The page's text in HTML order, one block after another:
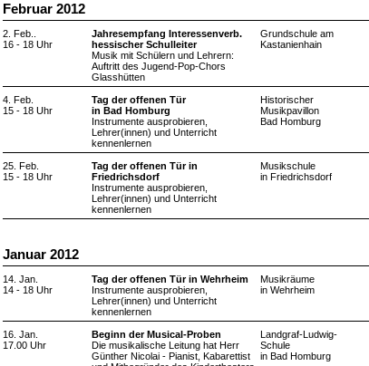
Februar 2012
2. Feb..
16 - 18 Uhr
Jahresempfang Interessenverb.
hessischer Schulleiter
Musik mit Schülern und Lehrern:
Auftritt des Jugend-Pop-Chors
Glasshütten
Grundschule am
Kastanienhain
4. Feb.
15 - 18 Uhr
Tag der offenen Tür
in Bad Homburg
Instrumente ausprobieren,
Lehrer(innen) und Unterricht
kennenlernen
Historischer
Musikpavillon
Bad Homburg
25. Feb.
15 - 18 Uhr
Tag der offenen Tür in
Friedrichsdorf
Instrumente ausprobieren,
Lehrer(innen) und Unterricht
kennenlernen
Musikschule
in Friedrichsdorf
Januar 2012
14. Jan.
14 - 18 Uhr
Tag der offenen Tür in Wehrheim
Instrumente ausprobieren,
Lehrer(innen) und Unterricht
kennenlernen
Musikräume
in Wehrheim
16. Jan.
17.00 Uhr
Beginn der Musical-Proben
Die musikalische Leitung hat Herr
Günther Nicolai - Pianist, Kabarettist
Landgraf-Ludwig-
Schule
in Bad Homburg